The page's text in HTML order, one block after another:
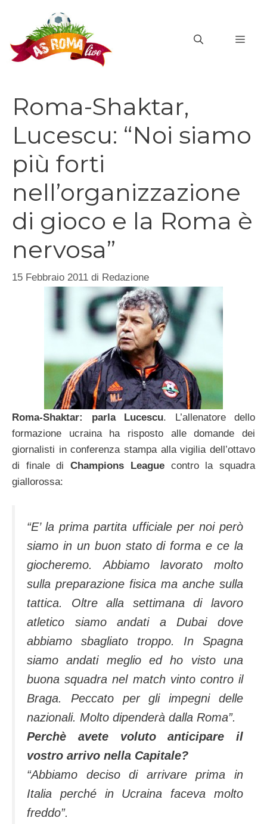
contenuto
Roma-Shaktar,
Lucescu: “Noi siamo
più forti
nell’organizzazione
di gioco e la Roma è
nervosa”
15 Febbraio 2011 di Redazione
Roma-Shaktar: parla Lucescu. L’allenatore dello
formazione ucraina ha risposto alle domande dei
giornalisti in conferenza stampa alla vigilia dell’ottavo
di finale di Champions Leaguecontro la squadra
giallorossa:
“E’ la prima partita ufficiale per noi però
siamo in un buon stato di forma e ce la
giocheremo. Abbiamo lavorato molto
sulla preparazione fisica ma anche sulla
tattica. Oltre alla settimana di lavoro
atletico siamo andati a Dubai dove
abbiamo sbagliato troppo. In Spagna
siamo andati meglio ed ho visto una
buona squadra nel match vinto contro il
Braga. Peccato per gli impegni delle
nazionali. Molto dipenderà dalla Roma”.
Perchè avete voluto anticipare il
vostro arrivo nella Capitale?
“Abbiamo deciso di arrivare prima in
Italia perché in Ucraina faceva molto
freddo”.